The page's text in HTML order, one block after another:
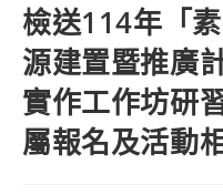
檢送114年「
源建置暨推廣
實作工作坊研
屬報名及活動